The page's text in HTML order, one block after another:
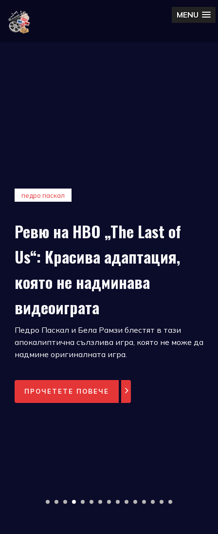
MENU
педро паскал
Ревю на HBO „The Last of
Us“: Красива адаптация,
която не надминава
видеоиграта
Педро Паскал и Бела Рамзи блестят в тази
апокалиптична сълзлива игра, която не може да
надмине оригиналната игра.
ПРОЧЕТЕТЕ ПОВЕЧЕ